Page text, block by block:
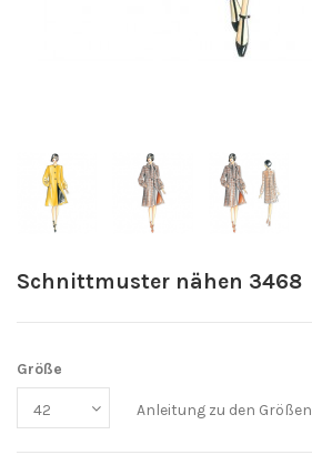
Schnittmuster nähen 3468
Größe
Anleitung zu den Größen